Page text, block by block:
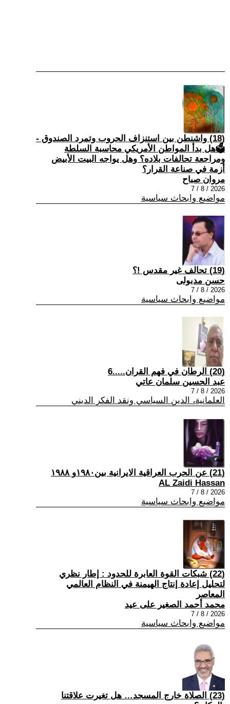
(18) واشنطن بين استنزاف الحروب وتمرد الصندوق -
🗳هل بدأ المواطن الأمريكي محاسبة السلطة
ومراجعة تحالفات بلاده؟ وهل يواجه البيت الأبيض
أزمة في صناعة القرار؟
مروان صباح
2026 / 8 / 7
مواضيع وابحاث سياسية
(19) تحالف غير مقدس !؟
حسن مدبولى
2026 / 8 / 7
مواضيع وابحاث سياسية
(20) الرطان في فهم القران.....6
عبد الحسين سلمان عاتي
2026 / 8 / 7
العلمانية، الدين السياسي ونقد الفكر الديني
(21) عن الحرب العراقية الايرانية بين١٩٨٠و ١٩٨٨
AL Zaidi Hassan
2026 / 8 / 7
مواضيع وابحاث سياسية
(22) شبكات القوة العابرة للحدود : إطار نظري
لتحليل إعادة إنتاج الهيمنة في النظام العالمي
المعاصر
محمد أحمد الصغير على عيد
2026 / 8 / 7
مواضيع وابحاث سياسية
(23) الصلاة خارج المسجد… هل تغيرت علاقتنا